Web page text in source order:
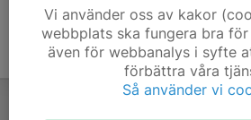
Vi använder oss av kakor
webbplats ska fungera bra
även för webbanalys i syfte
förbättra våra
Så använder vi